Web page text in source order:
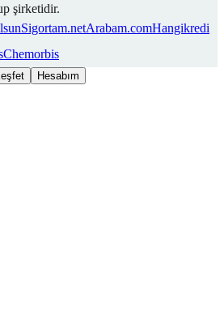
şirketidir.
Sigortam.netArabam.comHangikredi
Chemorbis
Hesabım